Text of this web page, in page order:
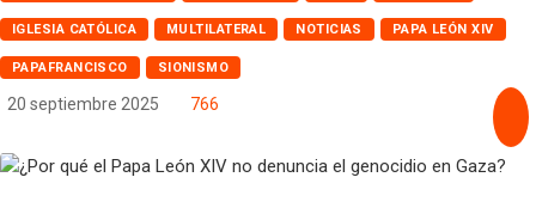
IGLESIA CATÓLICA MULTILATERAL NOTICIAS PAPA LEÓN XIV
PAPAFRANCISCO SIONISMO
20 septiembre 2025 766